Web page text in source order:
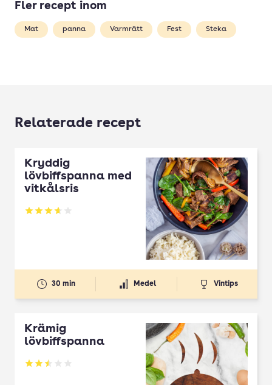
Fler recept inom
Mat panna Varmrätt Fest Steka
Relaterade recept
Kryddig
lövbiffspanna med
vitkålsris
Betyg: 3.68 av 5
30 min Medel Vintips
Krämig
lövbiffspanna
Betyg: 2.5 av 5